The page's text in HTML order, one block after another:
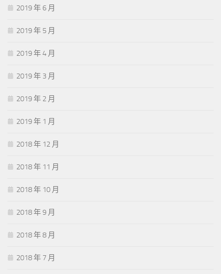
2019 年 6 月
2019 年 5 月
2019 年 4 月
2019 年 3 月
2019 年 2 月
2019 年 1 月
2018 年 12 月
2018 年 11 月
2018 年 10 月
2018 年 9 月
2018 年 8 月
2018 年 7 月